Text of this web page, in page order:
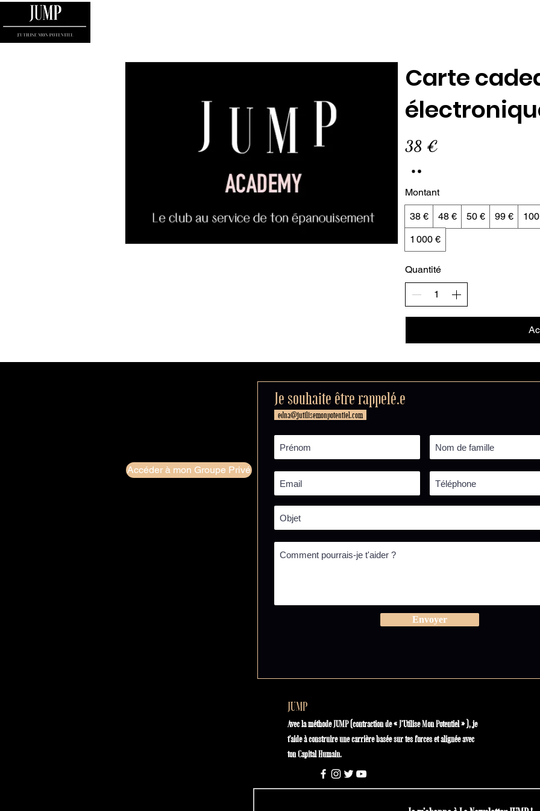
Carte
38 €
Montant
38 € 48 € 50 € 99 €
1 000 €
Quantité
Je souhaite être rappelé.e
edna@jutilisemonpotentiel.com
Envoyer
JUMP
Avec la méthode JUMP (contraction de « J’Utilise Mon Potentiel » ), je
t'aide à construire une carrière basée sur tes forces et alignée avec
ton Capital Humain.
Accéder à mon Groupe Privé